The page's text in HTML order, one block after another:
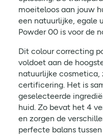
moeiteloos aan jouw
een natuurlijke, egale
Powder 00 is voor de
Dit colour correcting
voldoet aan de
natuurlijke cosmetica,
certificering. Het is
geselecteerde
huid. Zo bevat het 4
en zorgen de
perfecte balans